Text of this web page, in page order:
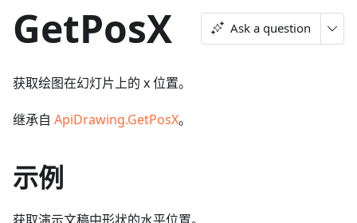
GetPosX Ask a question
获取绘图在幻灯片上的 x 位置。
继承自 ApiDrawing.GetPosX。
示例